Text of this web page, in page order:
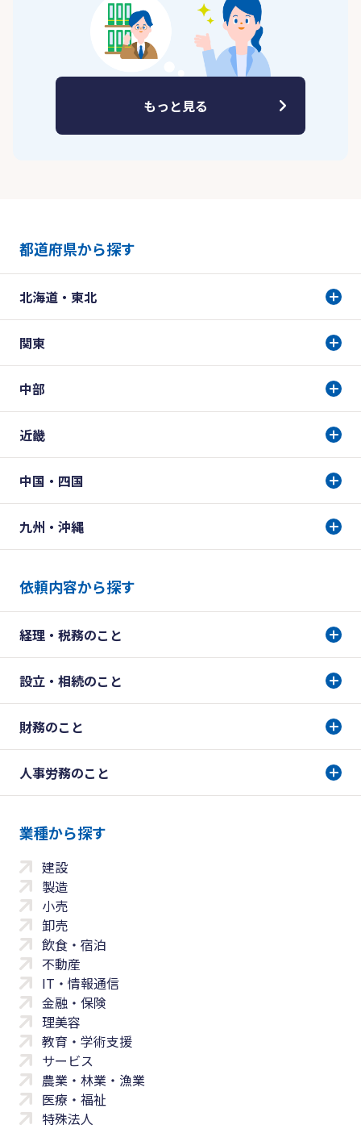
もっと見る
都道府県から探す
北海道・東北
関東
中部
近畿
中国・四国
九州・沖縄
依頼内容から探す
経理・税務のこと
設立・相続のこと
財務のこと
人事労務のこと
業種から探す
建設
製造
小売
卸売
飲食・宿泊
不動産
IT・情報通信
金融・保険
理美容
教育・学術支援
サービス
農業・林業・漁業
医療・福祉
特殊法人